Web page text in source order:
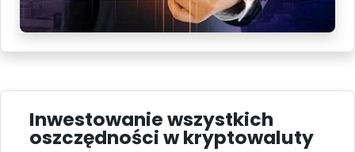
Inwestowanie wszystkich
oszczędności w kryptowaluty